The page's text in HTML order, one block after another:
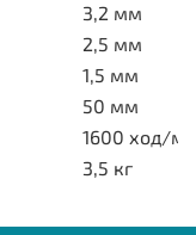
3,2 мм
2,5 мм
1,5 мм
50 мм
1600 ход/
3,5 кг